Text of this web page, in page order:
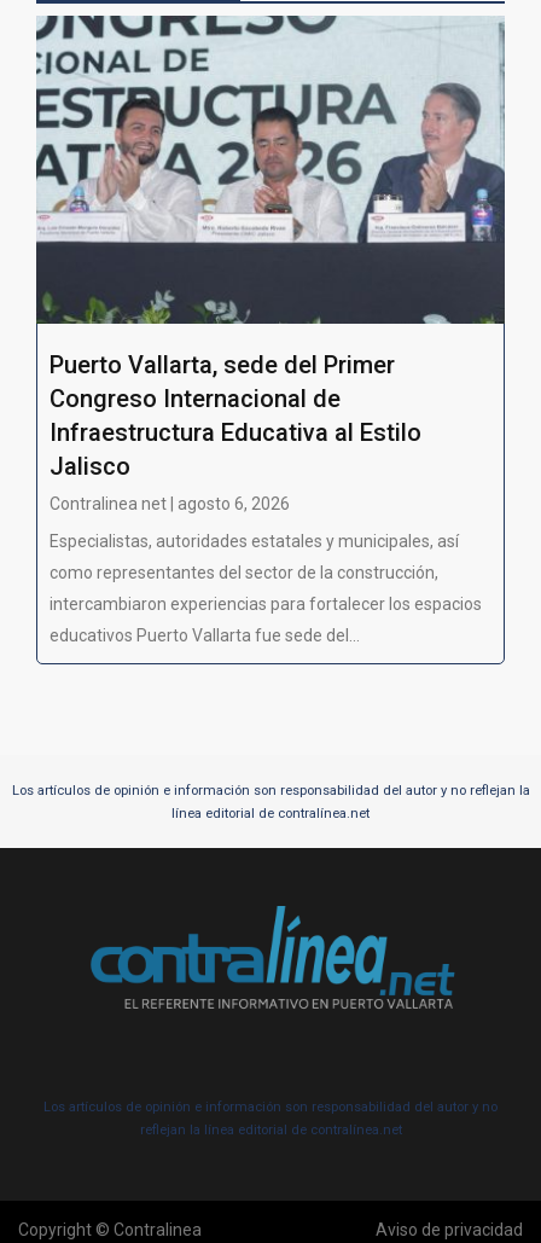
Puerto Vallarta, sede del Primer
Congreso Internacional de
Infraestructura Educativa al Estilo
Jalisco
Contralinea net | agosto 6, 2026
Especialistas, autoridades estatales y municipales, así
como representantes del sector de la construcción,
intercambiaron experiencias para fortalecer los espacios
educativos Puerto Vallarta fue sede del...
Los artículos de opinión e información son responsabilidad del autor y no reflejan la
línea editorial de contralínea.net
Los artículos de opinión e información son responsabilidad del autor y no
reflejan la línea editorial de contralínea.net
Copyright © Contralinea Aviso de privacidad